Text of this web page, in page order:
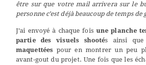
être sur que votre mail arrivera sur le
personne c’est déjà beaucoup de temps de
J’ai envoyé à chaque fois une planche
partie des visuels shootés ainsi
maquettées pour en montrer un peu
avant-gout du projet. Une fois que les